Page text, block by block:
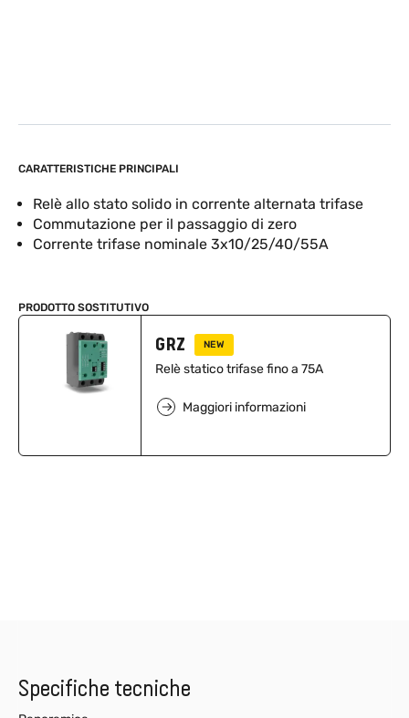
CARATTERISTICHE PRINCIPALI
Relè allo stato solido in corrente alternata trifase
Commutazione per il passaggio di zero
Corrente trifase nominale 3x10/25/40/55A
PRODOTTO SOSTITUTIVO
GRZ NEW
Relè statico trifase fino a 75A
Maggiori informazioni
Specifiche tecniche